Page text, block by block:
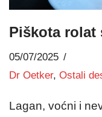
Piškota rolat
05/07/2025
Dr Oetker, Ostali
Lagan, voćni i